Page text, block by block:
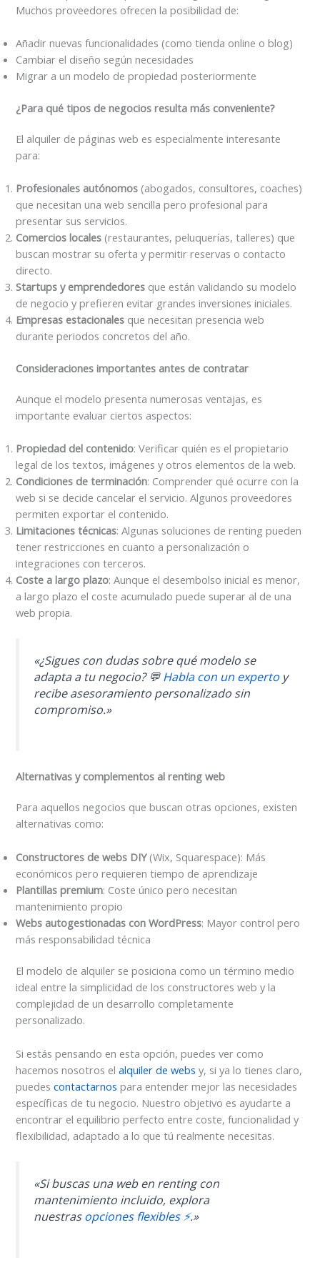
Muchos proveedores ofrecen la posibilidad de:
Añadir nuevas funcionalidades (como tienda online o blog)
Cambiar el diseño según necesidades
Migrar a un modelo de propiedad posteriormente
¿Para qué tipos de negocios resulta más conveniente?
El alquiler de páginas web es especialmente interesante
para:
Profesionales autónomos (abogados, consultores, coaches)
que necesitan una web sencilla pero profesional para
presentar sus servicios.
Comercios locales (restaurantes, peluquerías, talleres) que
buscan mostrar su oferta y permitir reservas o contacto
directo.
Startups y emprendedores que están validando su modelo
de negocio y prefieren evitar grandes inversiones iniciales.
Empresas estacionales que necesitan presencia web
durante periodos concretos del año.
Consideraciones importantes antes de contratar
Aunque el modelo presenta numerosas ventajas, es
importante evaluar ciertos aspectos:
Propiedad del contenido: Verificar quién es el propietario
legal de los textos, imágenes y otros elementos de la web.
Condiciones de terminación: Comprender qué ocurre con la
web si se decide cancelar el servicio. Algunos proveedores
permiten exportar el contenido.
Limitaciones técnicas: Algunas soluciones de renting pueden
tener restricciones en cuanto a personalización o
integraciones con terceros.
Coste a largo plazo: Aunque el desembolso inicial es menor,
a largo plazo el coste acumulado puede superar al de una
web propia.
«¿Sigues con dudas sobre qué modelo se
adapta a tu negocio? 💬Habla con un experto y
recibe asesoramiento personalizado sin
compromiso.»
Alternativas y complementos al renting web
Para aquellos negocios que buscan otras opciones, existen
alternativas como:
Constructores de webs DIY(Wix, Squarespace): Más
económicos pero requieren tiempo de aprendizaje
Plantillas premium: Coste único pero necesitan
mantenimiento propio
Webs autogestionadas con WordPress: Mayor control pero
más responsabilidad técnica
El modelo de alquiler se posiciona como un término medio
ideal entre la simplicidad de los constructores web y la
complejidad de un desarrollo completamente
personalizado.
Si estás pensando en esta opción, puedes ver como
hacemos nosotros elalquiler de webs y, si ya lo tienes claro,
puedescontactarnos para entender mejor las necesidades
específicas de tu negocio. Nuestro objetivo es ayudarte a
encontrar el equilibrio perfecto entre coste, funcionalidad y
flexibilidad, adaptado a lo que tú realmente necesitas.
«Si buscas una web en renting con
mantenimiento incluido, explora
nuestrasopciones flexibles ⚡.»